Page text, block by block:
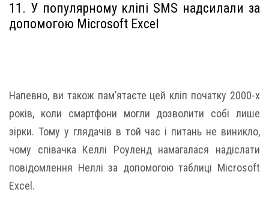
11. У популярному кліпі SMS надсилали за
допомогою Microsoft Excel
Напевно, ви також пам’ятаєте цей кліп початку 2000-х
років, коли смартфони могли дозволити собі лише
зірки. Тому у глядачів в той час і питань не виникло,
чому співачка Келлі Роуленд намагалася надіслати
повідомлення Неллі за допомогою таблиці Microsoft
Excel.